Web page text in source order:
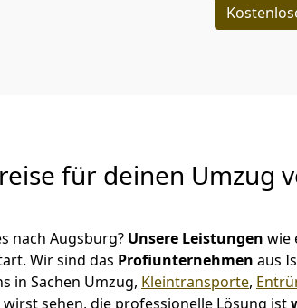
für deinen Umzug
nach Augsburg? Unsere Leistungen wie
Wir sind das Profiunternehmen aus
in Sachen Umzug, Kleintransporte,
sehen, die professionelle Lösung ist